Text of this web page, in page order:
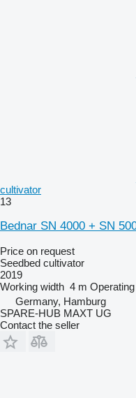
cultivator
13
Bednar SN 4000 + SN
Price on request
Seedbed cultivator
2019
Working width 4 m
Germany, Hamburg
SPARE-HUB MAXT UG
Contact the seller